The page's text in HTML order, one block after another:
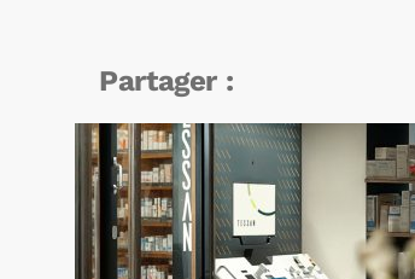
Partager :